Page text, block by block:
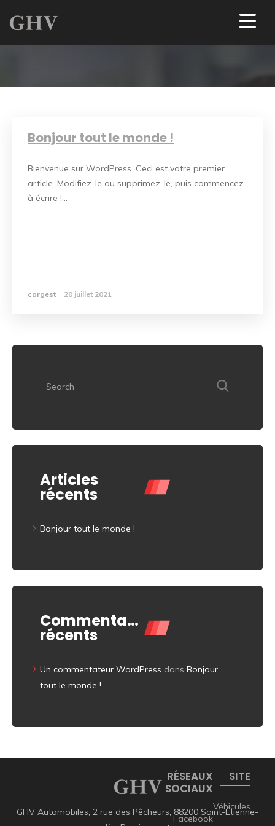
Bonjour tout le monde !
Bienvenue sur WordPress. Ceci est votre premier
article. Modifiez-le ou supprimez-le, puis commencez
à écrire !...
cargest 20 juillet 2021
Articles
récents
Bonjour tout le monde !
Commentaires
récents
Un commentateur WordPress dans Bonjour
tout le monde !
GHV Automobiles, 2 rue des Pêcheurs, 88200 Saint-Étienne-
RÉSEAUX
SOCIAUX
Facebook
SITE
Véhicules